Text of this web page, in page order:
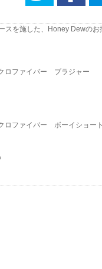
スを施した、Honey Dewのお
ファイバー ブラジャー
ファイバー ボーイショート